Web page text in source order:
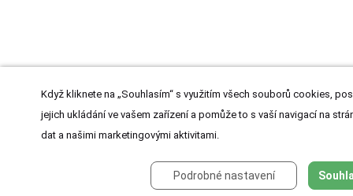
Když kliknete na „Souhlasím“ s využitím všech souborů cookies,
jejich ukládání ve vašem zařízení a pomůže to s vaší navigací na
dat a našimi marketingovými aktivitami.
Podrobné nastavení